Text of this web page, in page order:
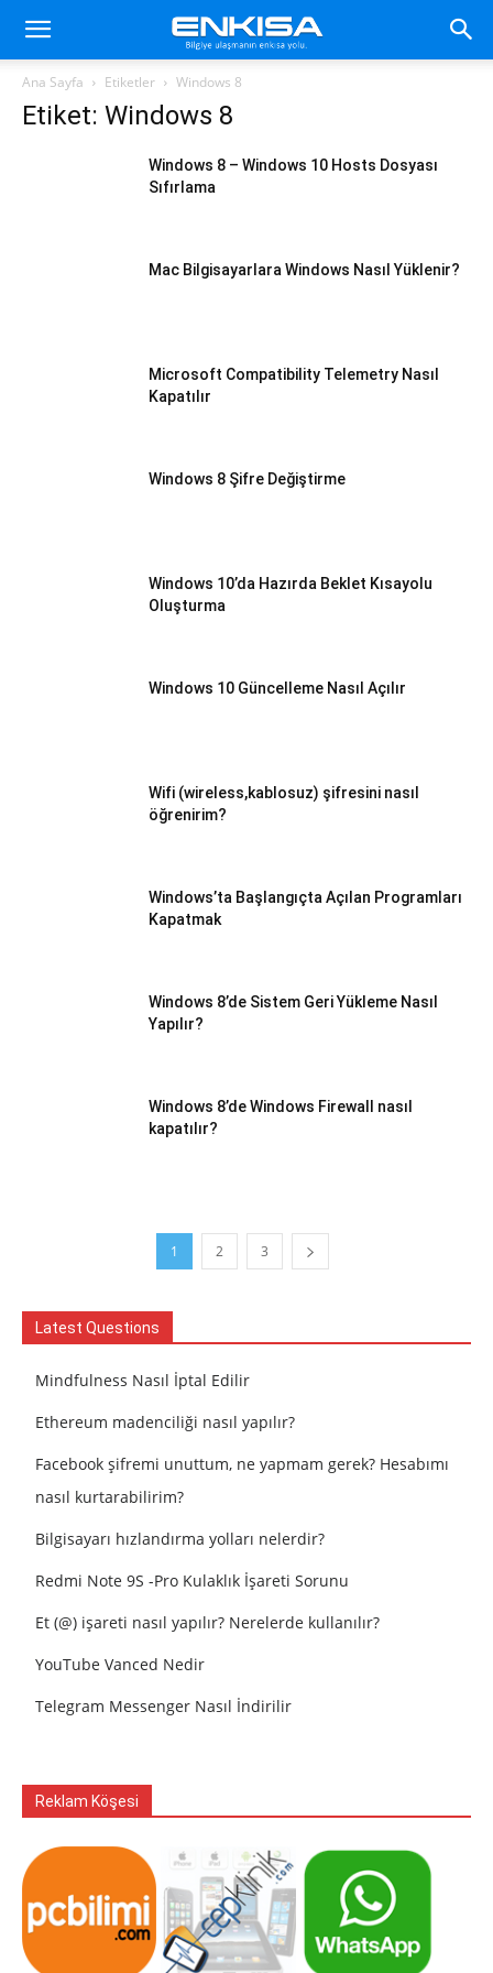
Ana Sayfa Etiketler Windows 8
Etiket: Windows 8
Windows 8 – Windows 10 Hosts Dosyası
Sıfırlama
Mac Bilgisayarlara Windows Nasıl Yüklenir?
Microsoft Compatibility Telemetry Nasıl
Kapatılır
Windows 8 Şifre Değiştirme
Windows 10’da Hazırda Beklet Kısayolu
Oluşturma
Windows 10 Güncelleme Nasıl Açılır
Wifi (wireless,kablosuz) şifresini nasıl
öğrenirim?
Windows’ta Başlangıçta Açılan Programları
Kapatmak
Windows 8’de Sistem Geri Yükleme Nasıl
Yapılır?
Windows 8’de Windows Firewall nasıl
kapatılır?
1 2 3
Latest Questions
Mindfulness Nasıl İptal Edilir
Ethereum madenciliği nasıl yapılır?
Facebook şifremi unuttum, ne yapmam gerek? Hesabımı
nasıl kurtarabilirim?
Bilgisayarı hızlandırma yolları nelerdir?
Redmi Note 9S -Pro Kulaklık İşareti Sorunu
Et (@) işareti nasıl yapılır? Nerelerde kullanılır?
YouTube Vanced Nedir
Telegram Messenger Nasıl İndirilir
Reklam Köşesi